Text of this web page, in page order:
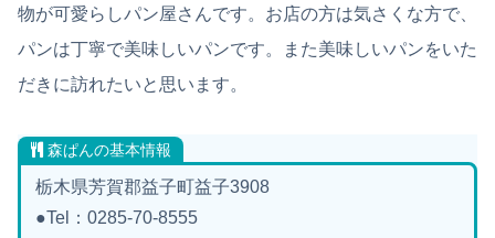
物が可愛らしパン屋さんです。お店の方は気さくな方で、
パンは丁寧で美味しいパンです。また美味しいパンをいた
だきに訪れたいと思います。
森ぱんの基本情報
栃木県芳賀郡益子町益子3908
●Tel：0285-70-8555